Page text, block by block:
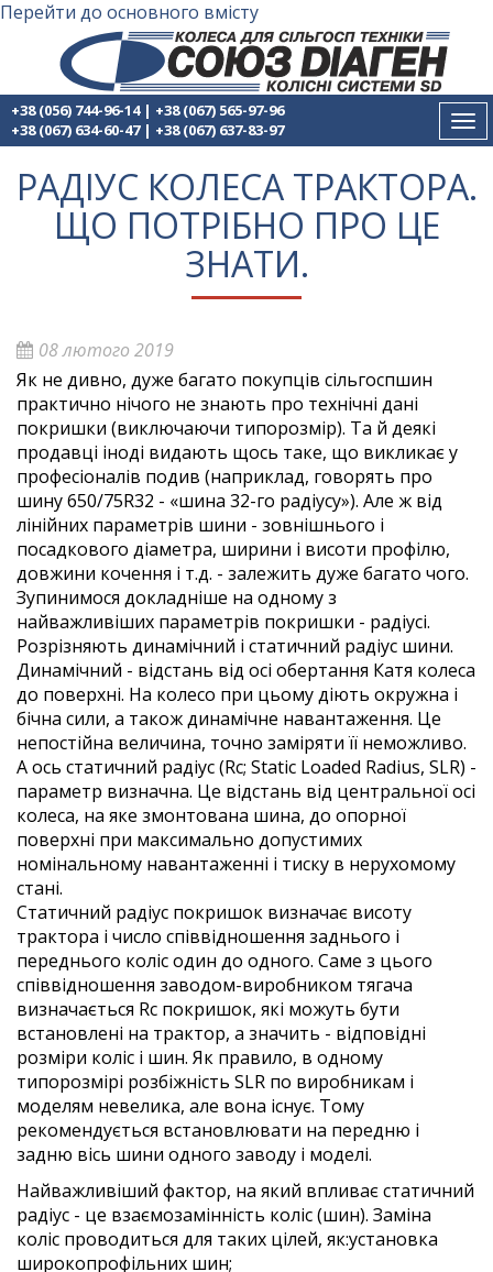
Перейти до основного вмісту
+38 (056) 744-96-14 | +38 (067) 565-97-96
+38 (067) 634-60-47 | +38 (067) 637-83-97
РАДІУС КОЛЕСА ТРАКТОРА.
ЩО ПОТРІБНО ПРО ЦЕ
ЗНАТИ.
08 лютого 2019
Як не дивно, дуже багато покупців сільгоспшин
практично нічого не знають про технічні дані
покришки (виключаючи типорозмір). Та й деякі
продавці іноді видають щось таке, що викликає у
професіоналів подив (наприклад, говорять про
шину 650/75R32 - «шина 32-го радіусу»). Але ж від
лінійних параметрів шини - зовнішнього і
посадкового діаметра, ширини і висоти профілю,
довжини кочення і т.д. - залежить дуже багато чого.
Зупинимося докладніше на одному з
найважливіших параметрів покришки - радіусі.
Розрізняють динамічний і статичний радіус шини.
Динамічний - відстань від осі обертання Катя колеса
до поверхні. На колесо при цьому діють окружна і
бічна сили, а також динамічне навантаження. Це
непостійна величина, точно заміряти її неможливо.
А ось статичний радіус (Rc; Static Loaded Radius, SLR) -
параметр визначна. Це відстань від центральної осі
колеса, на яке змонтована шина, до опорної
поверхні при максимально допустимих
номінальному навантаженні і тиску в нерухомому
стані.
Статичний радіус покришок визначає висоту
трактора і число співвідношення заднього і
переднього коліс один до одного. Саме з цього
співвідношення заводом-виробником тягача
визначається Rc покришок, які можуть бути
встановлені на трактор, а значить - відповідні
розміри коліс і шин. Як правило, в одному
типорозмірі розбіжність SLR по виробникам і
моделям невелика, але вона існує. Тому
рекомендується встановлювати на передню і
задню вісь шини одного заводу і моделі.
Найважливіший фактор, на який впливає статичний
радіус - це взаємозамінність коліс (шин). Заміна
коліс проводиться для таких цілей, як:установка
широкопрофільних шин;